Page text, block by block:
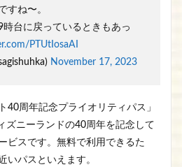
すね〜。
時台に戻っているときもあっ
PTUtIosaAI
November 17, 2023
40周年記念プライオリティパス」
ズニーランドの40周年を記念して
ビスです。無料で利用できるた
いパスといえます。